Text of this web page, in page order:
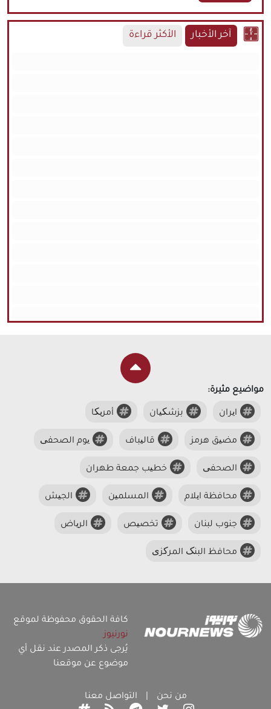
آخر الأخبار الأكثر قراءة
مواضيع مثيرة:
ایران بزشکیان أمریکا
مضیق هرمز قالیباف یوم الصحفی
الصحفی خطیب جمعة طهران
محافظة ایلام المسلمین الجیش
جنوب لبنان تخصیص الریاض
محافظ البنک المرکزی
كافة الحقوق محفوظة لموقع
نورنيوز
يُرجى ذكر المصدر عند نقل أي
موضوع عن موقعنا
من نحن التواصل معنا